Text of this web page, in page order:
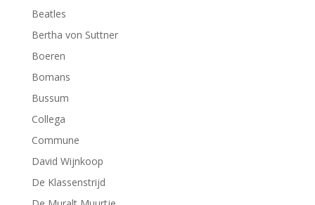
Beatles
Bertha von Suttner
Boeren
Bomans
Bussum
Collega
Commune
David Wijnkoop
De Klassenstrijd